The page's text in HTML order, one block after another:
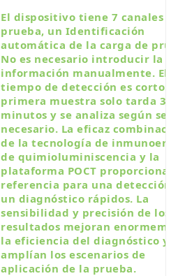
El dispositivo tiene 7 canales de
prueba, un Identificación
automática de la carga de
No es necesario introducir la
información manualmente. El
tiempo de detección es corto: la
primera muestra solo tarda 3
minutos y se analiza según sea
necesario. La eficaz combinación
de la tecnología de
de quimioluminiscencia y la
plataforma POCT proporciona
referencia para una detección y
un diagnóstico rápidos. La
sensibilidad y precisión de los
resultados mejoran
la eficiencia del diagnóstico y
amplían los escenarios de
aplicación de la prueba.